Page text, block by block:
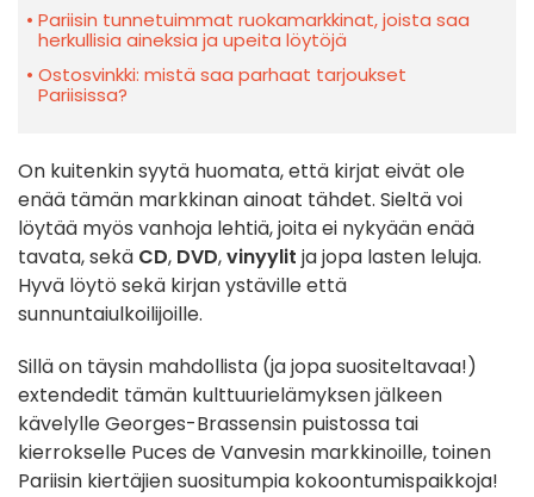
Pariisin tunnetuimmat ruokamarkkinat, joista saa
herkullisia aineksia ja upeita löytöjä
Ostosvinkki: mistä saa parhaat tarjoukset
Pariisissa?
On kuitenkin syytä huomata, että kirjat eivät ole
enää tämän markkinan ainoat tähdet. Sieltä voi
löytää myös vanhoja lehtiä, joita ei nykyään enää
tavata, sekä CD, DVD,vinyylit ja jopa lasten leluja.
Hyvä löytö sekä kirjan ystäville että
sunnuntaiulkoilijoille.
Sillä on täysin mahdollista (ja jopa suositeltavaa!)
extendedit tämän kulttuurielämyksen jälkeen
kävelylle Georges-Brassensin puistossa tai
kierrokselle Puces de Vanvesin markkinoille, toinen
Pariisin kiertäjien suositumpia kokoontumispaikkoja!